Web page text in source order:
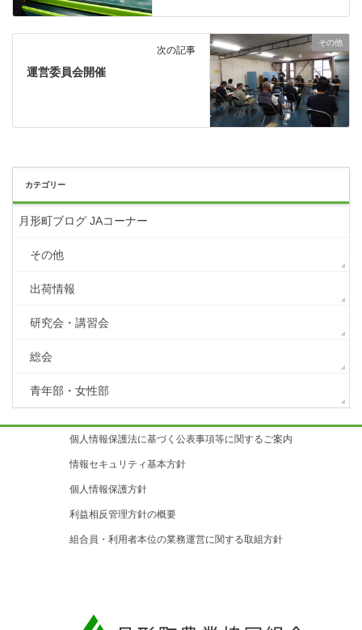
その他
次の記事
運営委員会開催
カテゴリー
月形町ブログ JAコーナー
その他
出荷情報
研究会・講習会
総会
青年部・女性部
個人情報保護法に基づく公表事項等に関するご案内
情報セキュリティ基本方針
個人情報保護方針
利益相反管理方針の概要
組合員・利用者本位の業務運営に関する取組方針